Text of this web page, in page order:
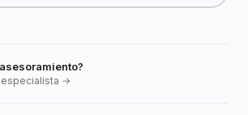
especialista →